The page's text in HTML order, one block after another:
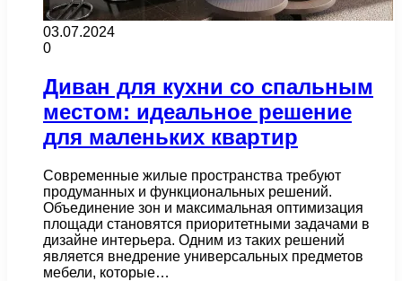
03.07.2024
0
Диван для кухни со спальным
местом: идеальное решение
для маленьких квартир
Современные жилые пространства требуют
продуманных и функциональных решений.
Объединение зон и максимальная оптимизация
площади становятся приоритетными задачами в
дизайне интерьера. Одним из таких решений
является внедрение универсальных предметов
мебели, которые…